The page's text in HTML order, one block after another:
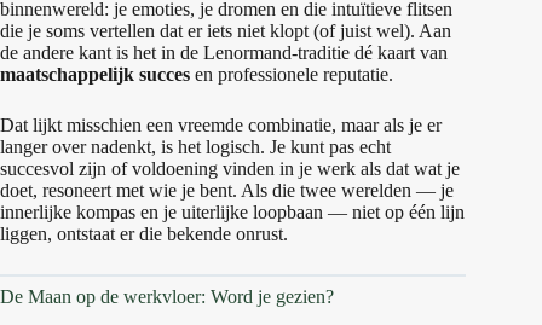
binnenwereld: je emoties, je dromen en die intuïtieve flitsen
die je soms vertellen dat er iets niet klopt (of juist wel). Aan
de andere kant is het in de Lenormand-traditie dé kaart van
maatschappelijk succes en professionele reputatie.
Dat lijkt misschien een vreemde combinatie, maar als je er
langer over nadenkt, is het logisch. Je kunt pas echt
succesvol zijn of voldoening vinden in je werk als dat wat je
doet, resoneert met wie je bent. Als die twee werelden — je
innerlijke kompas en je uiterlijke loopbaan — niet op één lijn
liggen, ontstaat er die bekende onrust.
De Maan op de werkvloer: Word je gezien?